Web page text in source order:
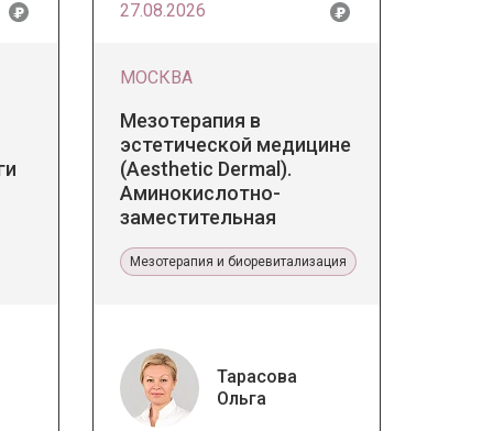
27.08.2026
МОСКВА
Мезотерапия в
эстетической медицине
(Aesthetic Dermal).
Аминокислотно-
заместительная
Мезотерапия и биоревитализация
Тарасова
Ольга